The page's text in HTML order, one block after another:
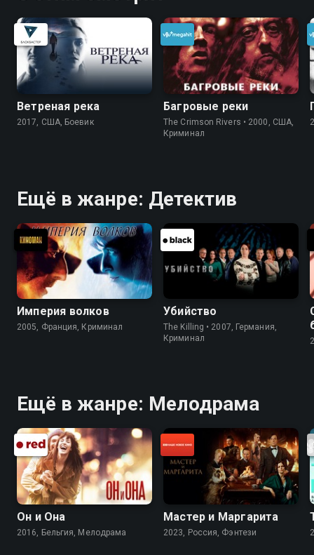
Ветреная река
2017, США, Боевик
Багровые реки
The Crimson Rivers • 2000, США,
Криминал
Ещё в жанре: Детектив
Империя волков
2005, Франция, Криминал
Убийство
The Killing • 2007, Германия,
Криминал
Ещё в жанре: Мелодрама
Он и Она
2016, Бельгия, Мелодрама
Мастер и Маргарита
2023, Россия, Фэнтези